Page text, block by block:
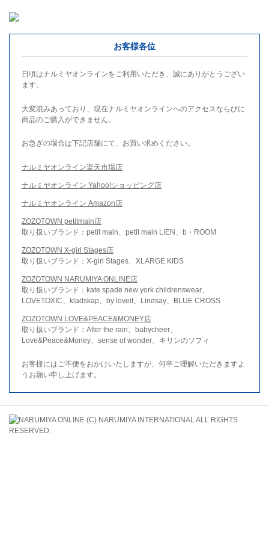
お客様各位
日頃はナルミヤオンラインをご利用いただき、誠にありがとうござい
ます。
大変混みあっており、現在ナルミヤオンラインへのアクセスならびに
商品のご購入ができません。
お急ぎの場合は下記店舗にて、お買い求めください。
ナルミヤオンライン楽天市場店
ナルミヤオンライン Yahoo!ショッピング店
ナルミヤオンライン Amazon店
ZOZOTOWN petitmain店
取り扱いブランド：petit main、petit main LIEN、b・ROOM
ZOZOTOWN X-girl Stages店
取り扱いブランド：X-girl Stages、XLARGE KIDS
ZOZOTOWN NARUMIYA ONLINE店
取り扱いブランド：kate spade new york childrenswear、
LOVETOXIC、kladskap、by loveit、Lindsay、BLUE CROSS
ZOZOTOWN LOVE&PEACE&MONEY店
取り扱いブランド：After the rain、babycheer、
Love&Peace&Money、sense of wonder、キリンのソフィ
お客様にはご不便をおかけいたしますが、何卒ご理解いただきますよ
うお願い申し上げます。